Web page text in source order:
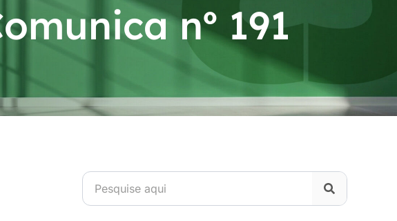
nº 191